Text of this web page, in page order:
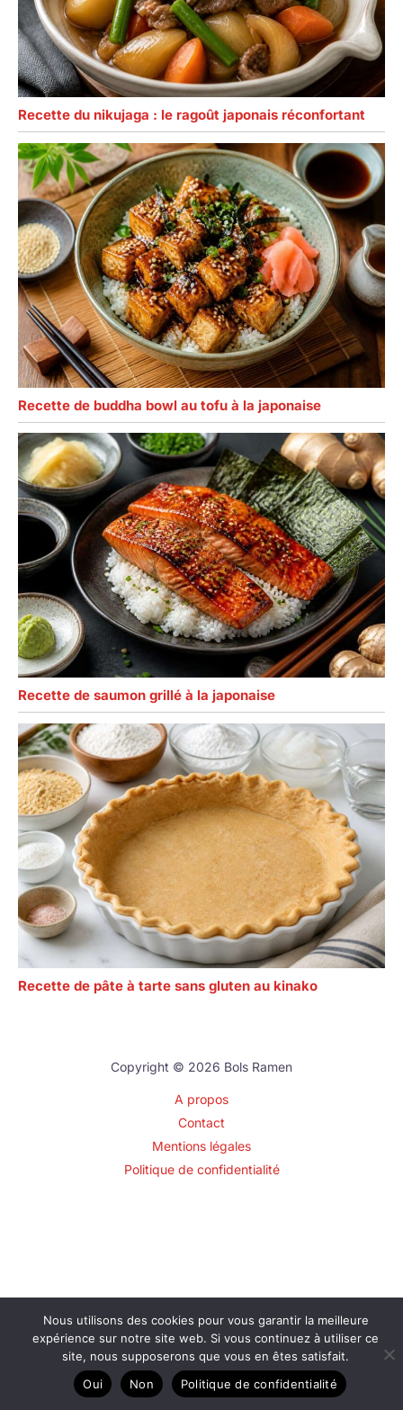
Recette du nikujaga : le ragoût japonais réconfortant
Recette de buddha bowl au tofu à la japonaise
Recette de saumon grillé à la japonaise
Recette de pâte à tarte sans gluten au kinako
Copyright © 2026 Bols Ramen
A propos
Contact
Mentions légales
Politique de confidentialité
Nous utilisons des cookies pour vous garantir la meilleure
expérience sur notre site web. Si vous continuez à utiliser ce
site, nous supposerons que vous en êtes satisfait.
Oui
Non Politique de confidentialité